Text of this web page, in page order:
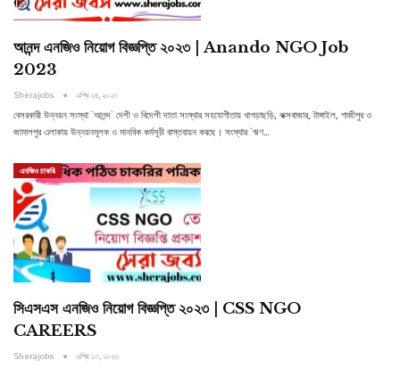
আনন্দ এনজিও নিয়োগ বিজ্ঞপ্তি ২০২৩ | Anando NGO Job
2023
Sherajobs এপ্রি ১৪, ২০২৩
বেসরকারী উন্নয়ন সংস্থা `আনন্দ` দেশী ও বিদেশী দাতা সংস্থার সহযোগীতায় খাগড়াছড়ি, কক্সবাজার, টাঙ্গাইল, গাজীপুর ও
জামালপুর এলাকায় উন্নয়নমূলক ও মানবিক কর্মসূচী বাস্তবায়ন করছে। সংস্থার `ঋণ…
এনজিও চাকরি
সিএসএস এনজিও নিয়োগ বিজ্ঞপ্তি ২০২৩ | CSS NGO
CAREERS
Sherajobs এপ্রি ১৩, ২০২৩